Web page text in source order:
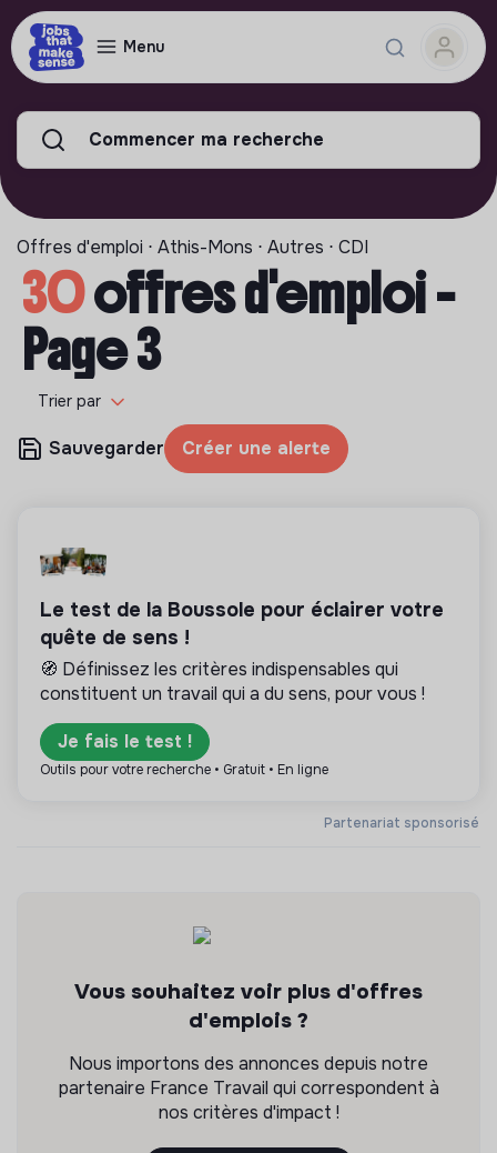
Menu
Commencer ma recherche
Offres d'emploi ⋅ Athis-Mons ⋅ Autres ⋅ CDI
30offres d'emploi -
Page 3
Trier par
Sauvegarder Créer une alerte
Partenariat sponsorisé
Le test de la Boussole pour éclairer votre
quête de sens !
🧭 Définissez les critères indispensables qui
constituent un travail qui a du sens, pour vous !
Je fais le test !
Outils pour votre recherche • Gratuit • En ligne
Vous souhaitez voir plus d'offres
d'emplois ?
Nous importons des annonces depuis notre
partenaire France Travail qui correspondent à
nos critères d'impact !